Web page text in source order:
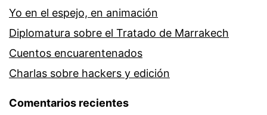
Yo en el espejo, en animación
Diplomatura sobre el Tratado de Marrakech
Cuentos encuarentenados
Charlas sobre hackers y edición
Comentarios recientes